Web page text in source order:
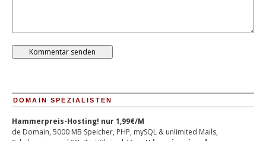
DOMAIN SPEZIALISTEN
Hammerpreis-Hosting! nur 1,99€/M
de Domain, 5000 MB Speicher, PHP, mySQL & unlimited Mails,